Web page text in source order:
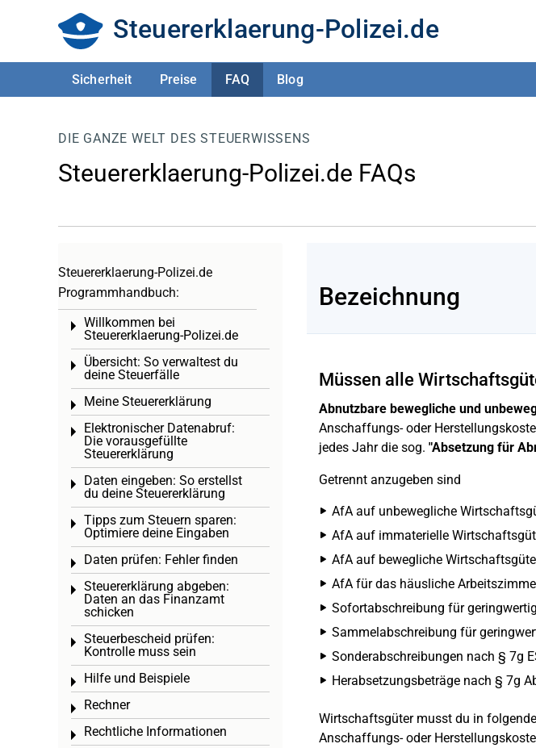
Steuererklaerung-Polizei.de
Sicherheit Preise FAQ Blog
DIE GANZE WELT DES STEUERWISSENS
Steuererklaerung-Polizei.de FAQs
Bezeichnung
Müssen alle
Abnutzbare bewegliche und
Anschaffungs- oder
jedes Jahr die sog. "Absetzung für
Getrennt anzugeben sind
AfA auf unbewegliche
AfA auf immaterielle
AfA auf bewegliche
AfA für das häusliche
Sofortabschreibung für
Sammelabschreibung für
Sonderabschreibungen nach § 7g
Herabsetzungsbeträge nach § 7g
Wirtschaftsgüter musst du in
Anschaffungs- oder
Steuererklaerung-Polizei.de
Programmhandbuch:
Willkommen bei
Steuererklaerung-Polizei.de
Toggle menu
Übersicht: So verwaltest du
deine Steuerfälle
Toggle menu
Meine Steuererklärung
Toggle menu
Elektronischer Datenabruf:
Die vorausgefüllte
Steuererklärung
Toggle menu
Daten eingeben: So erstellst
du deine Steuererklärung
Toggle menu
Tipps zum Steuern sparen:
Optimiere deine Eingaben
Toggle menu
Daten prüfen: Fehler finden
Toggle menu
Steuererklärung abgeben:
Daten an das Finanzamt
schicken
Toggle menu
Steuerbescheid prüfen:
Kontrolle muss sein
Toggle menu
Hilfe und Beispiele
Toggle menu
Rechner
Toggle menu
Rechtliche Informationen
Toggle menu